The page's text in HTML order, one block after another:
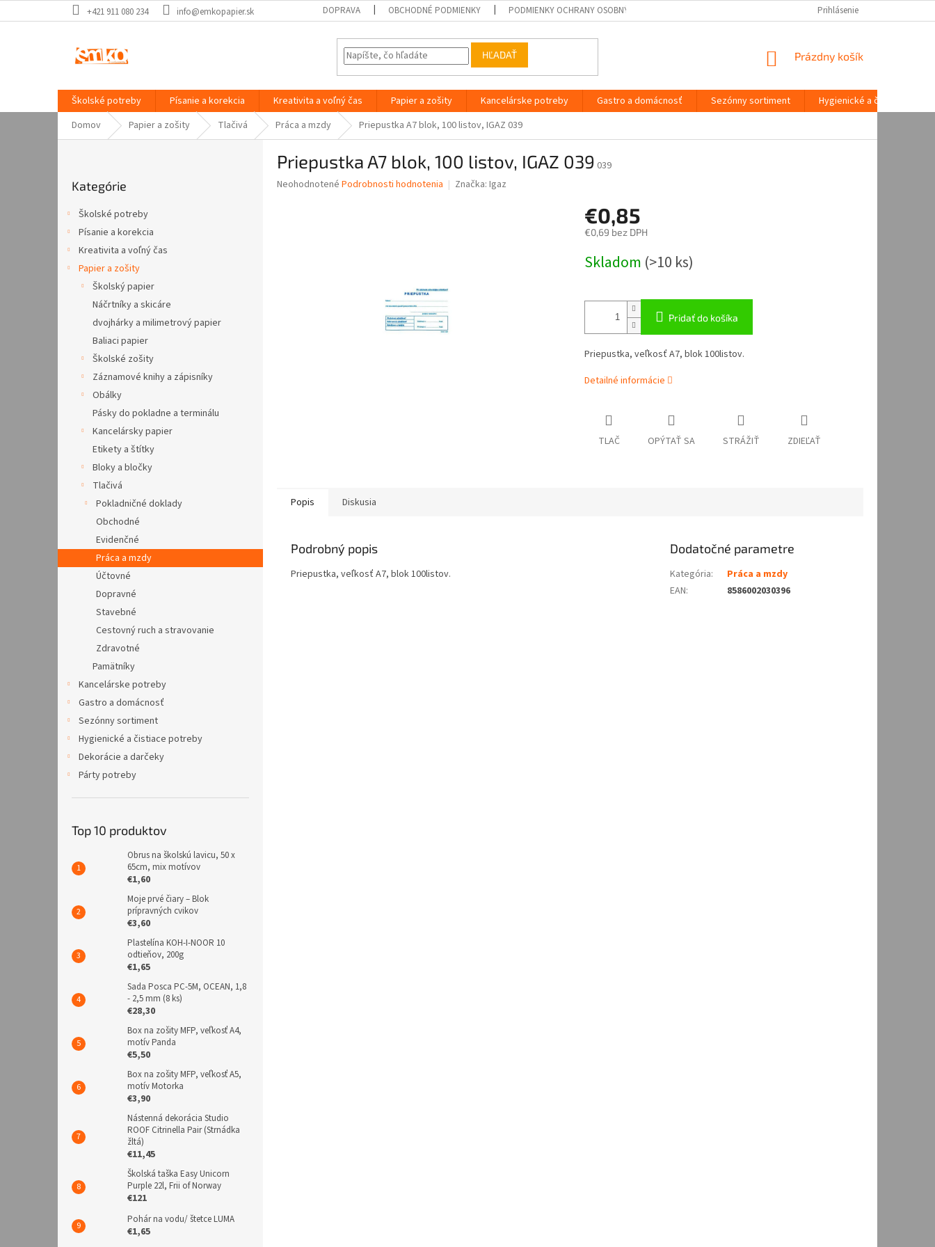
na
+421 911 080 234 info@emkopapier.sk DOPRAVA OBCHODNÉ PODMIENKY PODMIENKY OCHRANY OSOBNÝCH ÚDAJOV Prihlásenie
HĽADAŤ
NÁKUPNÝ
Prázdny košík
Školské potreby Písanie a korekcia Kreativita a voľný čas Papier a zošity Kancelárske potreby Gastro a domácnosť Sezónny sortiment
Hygienické a čistiace
Domov
Papier a zošity Tlačivá Práca a mzdy Priepustka A7 blok, 100 listov, IGAZ 039
kategórie
Kategórie
Školské potreby
Písanie a korekcia
Kreativita a voľný čas
Papier a zošity
Školský papier
Náčrtníky a skicáre
dvojhárky a milimetrový papier
Baliaci papier
Školské zošity
Záznamové knihy a zápisníky
Obálky
Pásky do pokladne a terminálu
Kancelársky papier
Etikety a štítky
Bloky a bločky
Tlačivá
Pokladničné doklady
Obchodné
Evidenčné
Práca a mzdy
Účtovné
Dopravné
Stavebné
Cestovný ruch a stravovanie
Zdravotné
Pamätníky
Kancelárske potreby
Gastro a domácnosť
Sezónny sortiment
Hygienické a čistiace potreby
Dekorácie a darčeky
Párty potreby
Top 10 produktov
Obrus na školskú lavicu, 50 x
65cm, mix motívov
€1,60
Moje prvé čiary – Blok
prípravných cvikov
€3,60
Plastelína KOH-I-NOOR 10
odtieňov, 200g
€1,65
Sada Posca PC-5M, OCEAN, 1,8
- 2,5 mm (8 ks)
€28,30
Box na zošity MFP, veľkosť A4,
motív Panda
€5,50
Box na zošity MFP, veľkosť A5,
motív Motorka
€3,90
Nástenná dekorácia Studio
ROOF Citrinella Pair (Strnádka
žltá)
€11,45
Školská taška Easy Unicorn
Purple 22l, Frii of Norway
€121
Pohár na vodu/ štetce LUMA
€1,65
Priepustka A7 blok, 100 listov, IGAZ 039 039
Priemerné
Neohodnotené Podrobnosti hodnotenia Značka: Igaz
€0,85
€0,69 bez DPH
cena:
Skladom (>10 ks)
Pridať do košíka
Priepustka, veľkosť A7, blok 100listov.
Detailné informácie
TLAČ OPÝTAŤ SA STRÁŽIŤ ZDIEĽAŤ
Popis Diskusia
Podrobný popis
Priepustka, veľkosť A7, blok 100listov.
Dodatočné parametre
Kategória:
Práca a mzdy
EAN: 8586002030396